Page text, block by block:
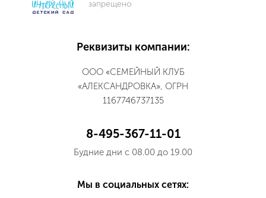
запрещено
Реквизиты компании:
ООО «СЕМЕЙНЫЙ КЛУБ
«АЛЕКСАНДРОВКА», ОГРН
1167746737135
8-495-367-11-01
Будние дни с 08.00 до 19.00
Мы в социальных сетях: